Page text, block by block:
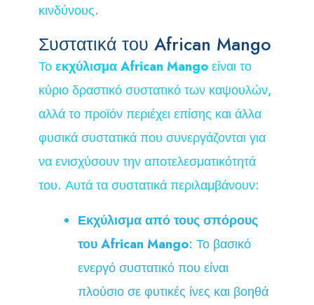
κινδύνους.
Συστατικά του African Mango
Τοεκχύλισμα African Mangoείναι το
κύριο δραστικό συστατικό των καψουλών,
αλλά το προϊόν περιέχει επίσης και άλλα
φυσικά συστατικά που συνεργάζονται για
να ενισχύσουν την αποτελεσματικότητά
του. Αυτά τα συστατικά περιλαμβάνουν:
Εκχύλισμα από τους σπόρους
του African Mango: Το βασικό
ενεργό συστατικό που είναι
πλούσιο σε φυτικές ίνες και βοηθά